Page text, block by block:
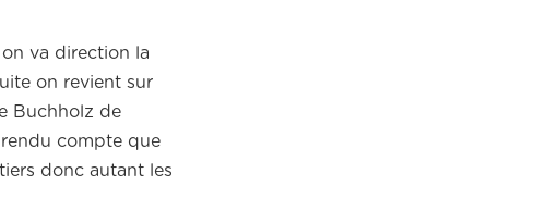
va direction la
on revient sur
Buchholz de
rendu compte que
donc autant les